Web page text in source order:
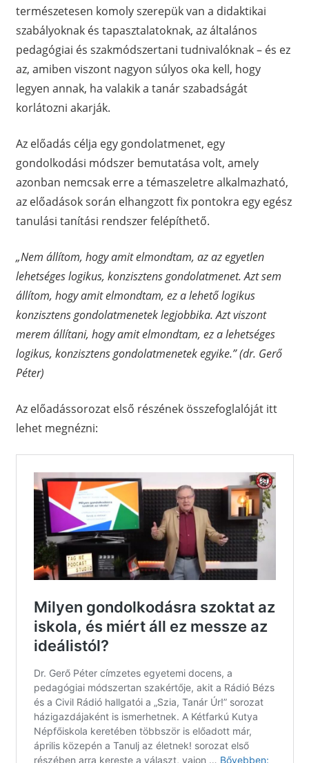
természetesen komoly szerepük van a didaktikai
szabályoknak és tapasztalatoknak, az általános
pedagógiai és szakmódszertani tudnivalóknak – és ez
az, amiben viszont nagyon súlyos oka kell, hogy
legyen annak, ha valakik a tanár szabadságát
korlátozni akarják.
Az előadás célja egy gondolatmenet, egy
gondolkodási módszer bemutatása volt, amely
azonban nemcsak erre a témaszeletre alkalmazható,
az előadások során elhangzott fix pontokra egy egész
tanulási tanítási rendszer felépíthető.
„Nem állítom, hogy amit elmondtam, az az egyetlen
lehetséges logikus, konzisztens gondolatmenet. Azt sem
állítom, hogy amit elmondtam, ez a lehető logikus
konzisztens gondolatmenetek legjobbika. Azt viszont
merem állítani, hogy amit elmondtam, ez a lehetséges
logikus, konzisztens gondolatmenetek egyike.” (dr. Gerő
Péter)
Az előadássorozat első részének összefoglalóját itt
lehet megnézni: